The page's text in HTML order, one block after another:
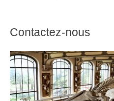
Contactez-nous